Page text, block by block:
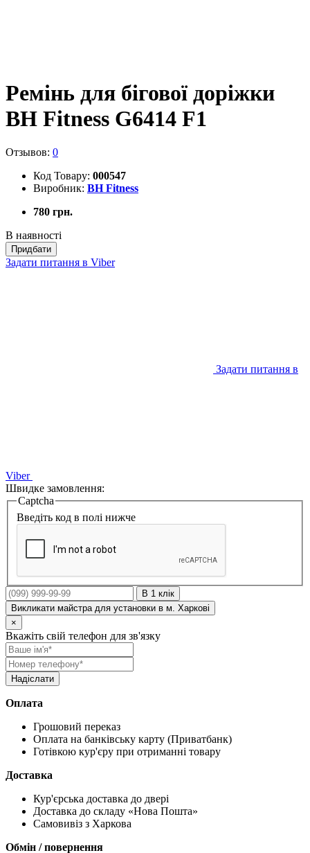
Ремінь для бігової доріжки
BH Fitness G6414 F1
Отзывов: 0
Код Товару: 000547
Виробник: BH Fitness
780 грн.
В наявності
Придбати
Задати питання в Viber
Задати питання в
Viber
Швидке замовлення:
Captcha
Введіть код в полі нижче
В 1 клік
Викликати майстра для установки в м. Харкові
×
Вкажіть свій телефон для зв'язку
Оплата
Грошовий переказ
Оплата на банківську карту (Приватбанк)
Готівкою кур'єру при отриманні товару
Доставка
Кур'єрська доставка до двері
Доставка до складу «Нова Пошта»
Самовивіз з Харкова
Обмін / повернення